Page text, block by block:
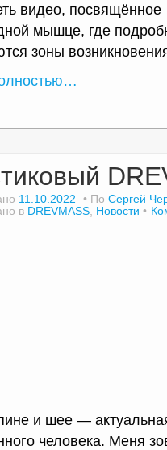
видео, посвящённое
мышце, где
зоны
11.10.2022 По Сергей
в DREVMASS Новости
и шее —
человека. Меня